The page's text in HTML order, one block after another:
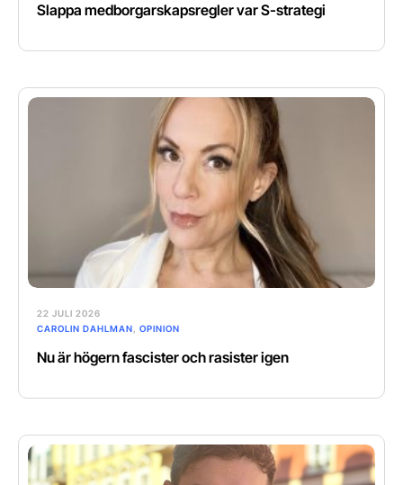
Slappa medborgarskapsregler var S-strategi
22 JULI 2026
CAROLIN DAHLMAN
OPINION
Nu är högern fascister och rasister igen